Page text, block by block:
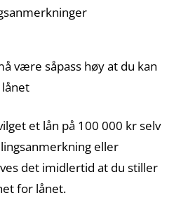
være såpass høy at du kan
et lån på 100 000 kr selv
eller
det imidlertid at du stiller
for lånet.